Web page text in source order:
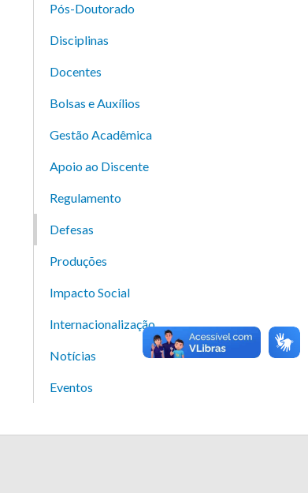
Pós-Doutorado
Disciplinas
Docentes
Bolsas e Auxílios
Gestão Acadêmica
Apoio ao Discente
Regulamento
Defesas
Produções
Impacto Social
Internacionalização
Notícias
Eventos